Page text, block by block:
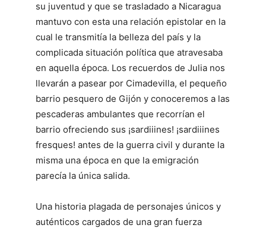
su juventud y que se trasladado a Nicaragua
mantuvo con esta una relación epistolar en la
cual le transmitía la belleza del país y la
complicada situación política que atravesaba
en aquella época. Los recuerdos de Julia nos
llevarán a pasear por Cimadevilla, el pequeño
barrio pesquero de Gijón y conoceremos a las
pescaderas ambulantes que recorrían el
barrio ofreciendo sus ¡sardiiines! ¡sardiiines
fresques! antes de la guerra civil y durante la
misma una época en que la emigración
parecía la única salida.
Una historia plagada de personajes únicos y
auténticos cargados de una gran fuerza